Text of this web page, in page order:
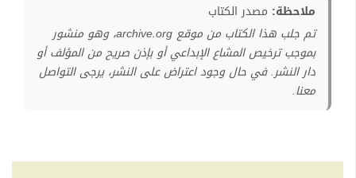
ملاحظة: مصدر الكتاب
تم جلب هذا الكتاب من موقع archive.org، وهو منشور
بموجب ترخيص المشاع الإبداعي أو بإذن صريح من المؤلف أو
دار النشر. في حال وجود اعتراض على النشر، يرجى التواصل
معنا.